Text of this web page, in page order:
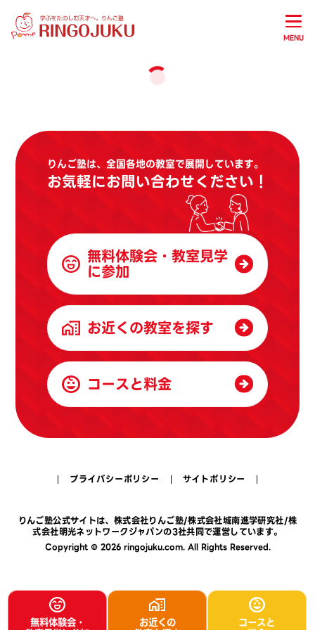
MENU
無料体験会・ お近くの コースと
りんご塾は、全国各地の教室で展開しています。
お気軽にお問い合わせください！
無料体験会・教室見学
に参加
お近くの教室を探す
コースと料金
プライバシーポリシー サイトポリシー
りんご塾公式サイトは、 株式会社りんご塾/株式会社城南進学研究社/株
式会社明光ネットワークジャパンの3社共同で運営しています。
Copyright © 2026 ringojuku.com. All Rights Reserved.